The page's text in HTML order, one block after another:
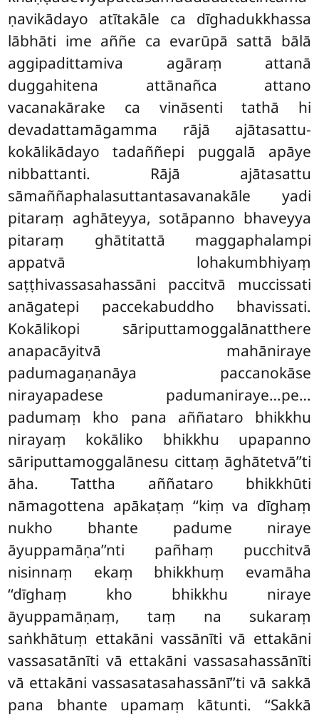
ṇavikādayo atītakāle ca dīghadukkhassa
lābhāti ime aññe ca evarūpā sattā bālā
aggipadittamiva agāraṃ attanā
duggahitena attānañca attano
vacanakārake ca vināsenti tathā hi
devadattamāgamma rājā ajātasattu-
kokālikādayo tadaññepi puggalā apāye
nibbattanti. Rājā ajātasattu
sāmaññaphalasuttantasavanakāle yadi
pitaraṃ aghāteyya, sotāpanno bhaveyya
pitaraṃ ghātitattā maggaphalampi
appatvā lohakumbhiyaṃ
saṭṭhivassasahassāni paccitvā muccissati
anāgatepi paccekabuddho bhavissati.
Kokālikopi sāriputtamoggalānatthere
anapacāyitvā mahāniraye
padumagaṇanāya paccanokāse
nirayapadese padumaniraye…pe…
padumaṃ kho pana aññataro bhikkhu
nirayaṃ kokāliko bhikkhu upapanno
sāriputtamoggalānesu cittaṃ āghātetvā’’ti
āha. Tattha aññataro bhikkhūti
nāmagottena apākaṭaṃ ‘‘kiṃ va dīghaṃ
nukho bhante padume niraye
āyuppamāṇa’’nti pañhaṃ pucchitvā
nisinnaṃ ekaṃ bhikkhuṃ evamāha
‘‘dīghaṃ kho bhikkhu niraye
āyuppamāṇaṃ, taṃ na sukaraṃ
saṅkhātuṃ ettakāni vassānīti vā ettakāni
vassasatānīti vā ettakāni vassasahassānīti
vā ettakāni vassasatasahassānī’’ti vā sakkā
pana bhante upamaṃ kātunti. ‘‘Sakkā